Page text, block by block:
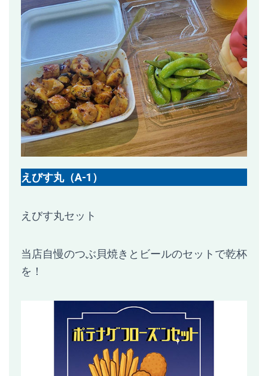
えびす丸（A-1）
えびす丸セット
当店自慢のつぶ貝焼きとビールのセットで乾杯
を！